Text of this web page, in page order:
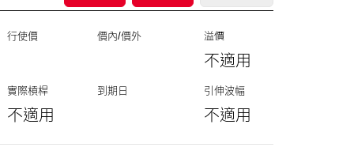
行使價 價內/價外 溢價
不適用
實際槓桿
不適用
到期日 引伸波幅
不適用